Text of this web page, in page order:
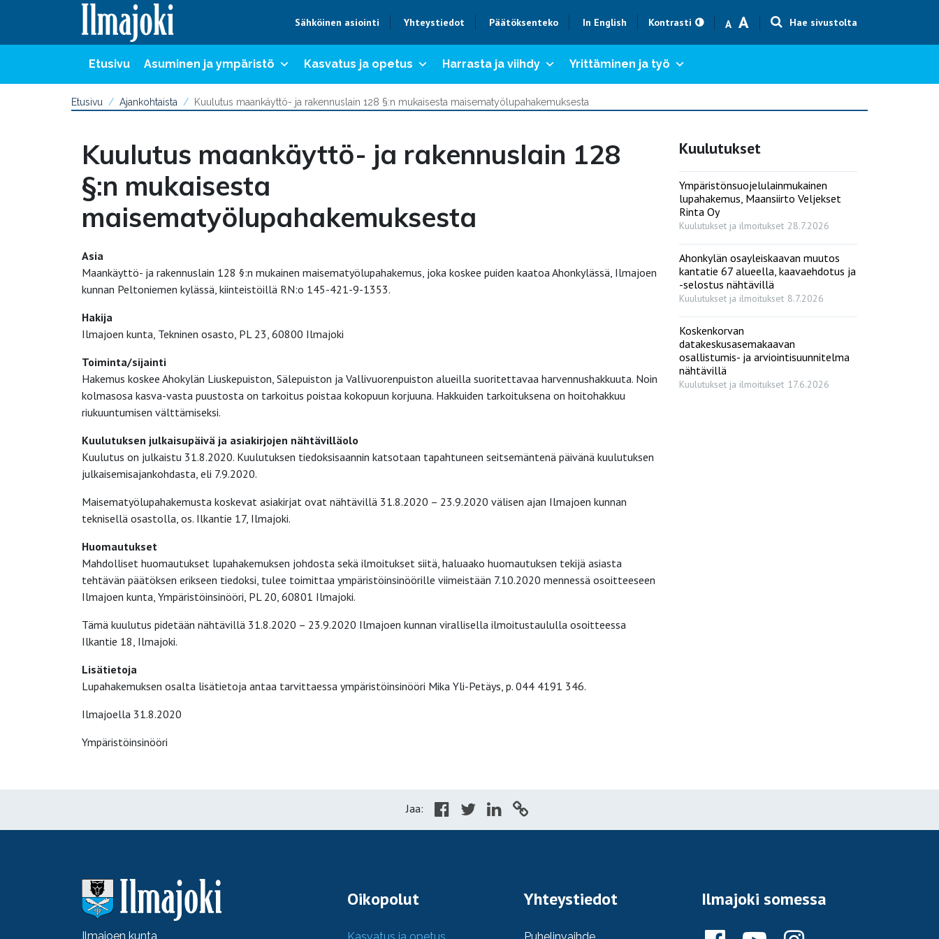
Sähköinen asiointi Yhteystiedot Päätöksenteko In English Kontrasti A
Text size smaller
AText size bigger
Hae sivustolta
Etusivu Asuminen ja ympäristö Kasvatus ja opetus Harrasta ja viihdy Yrittäminen ja työ
Etusivu Ajankohtaista Kuulutus maankäyttö- ja rakennuslain 128 §:n mukaisesta maisematyölupahakemuksesta
Kuulutus maankäyttö- ja rakennuslain 128
§:n mukaisesta
maisematyölupahakemuksesta
Asia
Maankäyttö- ja rakennuslain 128 §:n mukainen maisematyölupahakemus, joka koskee puiden kaatoa Ahonkylässä, Ilmajoen
kunnan Peltoniemen kylässä, kiinteistöillä RN:o 145-421-9-1353.
Hakija
Ilmajoen kunta, Tekninen osasto, PL 23, 60800 Ilmajoki
Toiminta/sijainti
Hakemus koskee Ahokylän Liuskepuiston, Sälepuiston ja Vallivuorenpuiston alueilla suoritettavaa harvennushakkuuta. Noin
kolmasosa kasva-vasta puustosta on tarkoitus poistaa kokopuun korjuuna. Hakkuiden tarkoituksena on hoitohakkuu
riukuuntumisen välttämiseksi.
Kuulutuksen julkaisupäivä ja asiakirjojen nähtävilläolo
Kuulutus on julkaistu 31.8.2020. Kuulutuksen tiedoksisaannin katsotaan tapahtuneen seitsemäntenä päivänä kuulutuksen
julkaisemisajankohdasta, eli 7.9.2020.
Maisematyölupahakemusta koskevat asiakirjat ovat nähtävillä 31.8.2020 – 23.9.2020 välisen ajan Ilmajoen kunnan
teknisellä osastolla, os. Ilkantie 17, Ilmajoki.
Huomautukset
Mahdolliset huomautukset lupahakemuksen johdosta sekä ilmoitukset siitä, haluaako huomautuksen tekijä asiasta
tehtävän päätöksen erikseen tiedoksi, tulee toimittaa ympäristöinsinöörille viimeistään 7.10.2020 mennessä osoitteeseen
Ilmajoen kunta, Ympäristöinsinööri, PL 20, 60801 Ilmajoki.
Tämä kuulutus pidetään nähtävillä 31.8.2020 – 23.9.2020 Ilmajoen kunnan virallisella ilmoitustaululla osoitteessa
Ilkantie 18, Ilmajoki.
Lisätietoja
Lupahakemuksen osalta lisätietoja antaa tarvittaessa ympäristöinsinööri Mika Yli-Petäys, p. 044 4191 346.
Ilmajoella 31.8.2020
Ympäristöinsinööri
Kuulutukset
Ympäristönsuojelulainmukainen
lupahakemus, Maansiirto Veljekset
Rinta Oy
Kuulutukset ja ilmoitukset 28.7.2026
Ahonkylän osayleiskaavan muutos
kantatie 67 alueella, kaavaehdotus ja
-selostus nähtävillä
Kuulutukset ja ilmoitukset 8.7.2026
Koskenkorvan
datakeskusasemakaavan
osallistumis- ja arviointisuunnitelma
nähtävillä
Kuulutukset ja ilmoitukset 17.6.2026
Jaa:
Ilmajoen kunta
Oikopolut
Kasvatus ja opetus
Yhteystiedot
Puhelinvaihde
Ilmajoki somessa